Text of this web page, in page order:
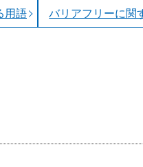
用語 バリアフリーに関